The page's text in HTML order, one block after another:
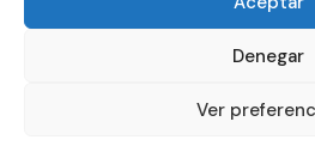
Denegar
Ver
© La Servilleta - El Blog de Paco